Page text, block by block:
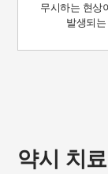
무시하는 현상
발생되는
약시 치